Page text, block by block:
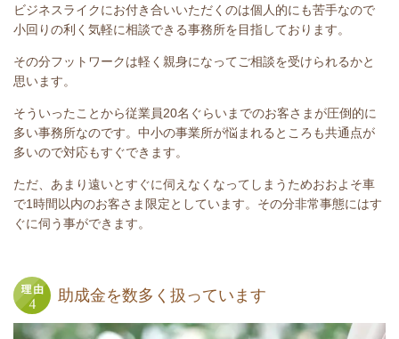
ビジネスライクにお付き合いいただくのは個人的にも苦手なので
小回りの利く気軽に相談できる事務所を目指しております。
その分フットワークは軽く親身になってご相談を受けられるかと
思います。
そういったことから従業員20名ぐらいまでのお客さまが圧倒的に
多い事務所なのです。中小の事業所が悩まれるところも共通点が
多いので対応もすぐできます。
ただ、あまり遠いとすぐに伺えなくなってしまうためおおよそ車
で1時間以内のお客さま限定としています。その分非常事態にはす
ぐに伺う事ができます。
助成金を数多く扱っています